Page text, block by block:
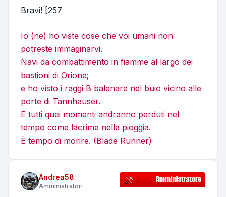
Bravi! [257
Io (ne) ho viste cose che voi umani non
potreste immaginarvi.
Navi da combattimento in fiamme al largo dei
bastioni di Orione;
e ho visto i raggi B balenare nel buio vicino alle
porte di Tannhauser.
E tutti quei momenti andranno perduti nel
tempo come lacrime nella pioggia.
È tempo di morire. (Blade Runner)
Andrea58
Amministratori